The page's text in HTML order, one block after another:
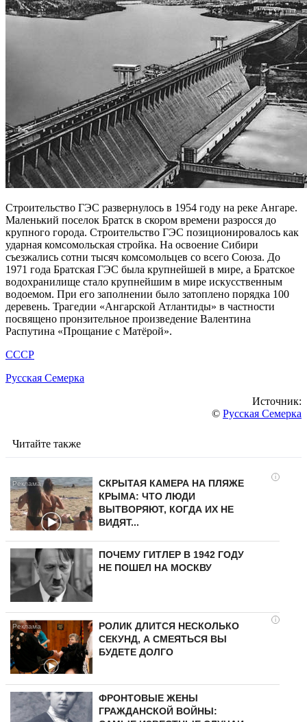
Строительство ГЭС развернулось в 1954 году на реке Ангаре.
Маленький поселок Братск в скором времени разросся до
крупного города. Строительство ГЭС позиционировалось как
ударная комсомольская стройка. На освоение Сибири
съезжались сотни тысяч комсомольцев со всего Союза. До
1971 года Братская ГЭС была крупнейшей в мире, а Братское
водохранилище стало крупнейшим в мире искусственным
водоемом. При его заполнении было затоплено порядка 100
деревень. Трагедии «Ангарской Атлантиды» в частности
посвящено пронзительное произведение Валентина
Распутина «Прощание с Матёрой».
СССР
Русская Семерка
Источник:
© Русская Семерка
Читайте также
i
СКРЫТАЯ КАМЕРА НА ПЛЯЖЕ
КРЫМА: ЧТО ЛЮДИ
ВЫТВОРЯЮТ, КОГДА ИХ НЕ
ВИДЯТ...
ПОЧЕМУ ГИТЛЕР В 1942 ГОДУ
НЕ ПОШЕЛ НА МОСКВУ
i
РОЛИК ДЛИТСЯ НЕСКОЛЬКО
СЕКУНД, А СМЕЯТЬСЯ ВЫ
БУДЕТЕ ДОЛГО
ФРОНТОВЫЕ ЖЕНЫ
ГРАЖДАНСКОЙ ВОЙНЫ: